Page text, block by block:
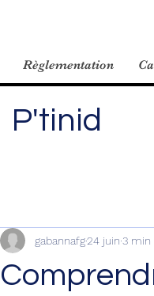
Règlementation
P'tinid
gabannafg24 juin 3 min